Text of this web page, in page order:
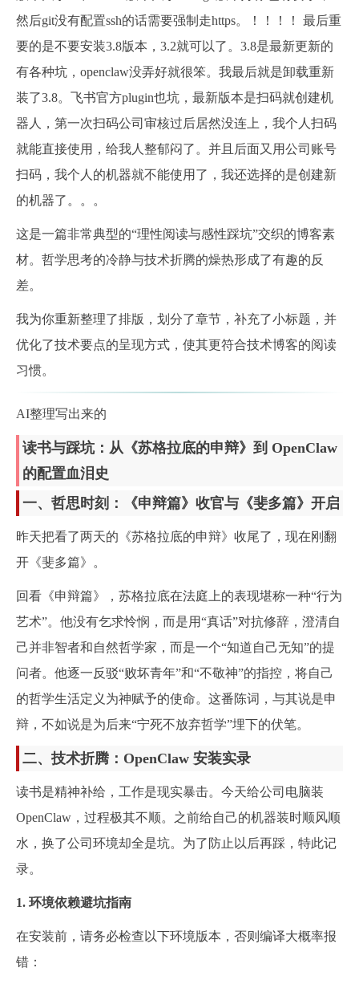
然后git没有配置ssh的话需要强制走https。！！！！ 最后重
要的是不要安装3.8版本，3.2就可以了。3.8是最新更新的
有各种坑，openclaw没弄好就很笨。我最后就是卸载重新
装了3.8。飞书官方plugin也坑，最新版本是扫码就创建机
器人，第一次扫码公司审核过后居然没连上，我个人扫码
就能直接使用，给我人整郁闷了。并且后面又用公司账号
扫码，我个人的机器就不能使用了，我还选择的是创建新
的机器了。。。
这是一篇非常典型的“理性阅读与感性踩坑”交织的博客素
材。哲学思考的冷静与技术折腾的燥热形成了有趣的反
差。
我为你重新整理了排版，划分了章节，补充了小标题，并
优化了技术要点的呈现方式，使其更符合技术博客的阅读
习惯。
AI整理写出来的
读书与踩坑：从《苏格拉底的申辩》到 OpenClaw
的配置血泪史
一、哲思时刻：《申辩篇》收官与《斐多篇》开启
昨天把看了两天的《苏格拉底的申辩》收尾了，现在刚翻
开《斐多篇》。
回看《申辩篇》，苏格拉底在法庭上的表现堪称一种“行为
艺术”。他没有乞求怜悯，而是用“真话”对抗修辞，澄清自
己并非智者和自然哲学家，而是一个“知道自己无知”的提
问者。他逐一反驳“败坏青年”和“不敬神”的指控，将自己
的哲学生活定义为神赋予的使命。这番陈词，与其说是申
辩，不如说是为后来“宁死不放弃哲学”埋下的伏笔。
二、技术折腾：OpenClaw 安装实录
读书是精神补给，工作是现实暴击。今天给公司电脑装
OpenClaw，过程极其不顺。之前给自己的机器装时顺风顺
水，换了公司环境却全是坑。为了防止以后再踩，特此记
录。
1. 环境依赖避坑指南
在安装前，请务必检查以下环境版本，否则编译大概率报
错：